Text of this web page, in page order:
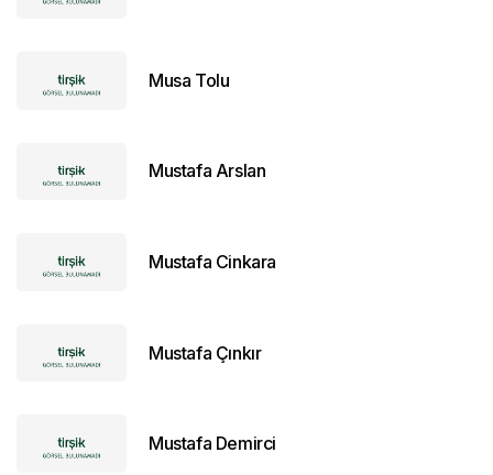
Musa Tolu
Mustafa Arslan
Mustafa Cinkara
Mustafa Çınkır
Mustafa Demirci